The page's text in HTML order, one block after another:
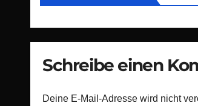
Schreibe einen
Deine E-Mail-Adresse wird nicht